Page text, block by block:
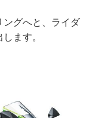
ングへと、ライダ
ます。